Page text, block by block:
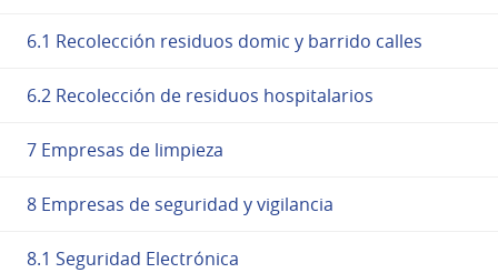
6.1 Recolección residuos domic y barrido calles
6.2 Recolección de residuos hospitalarios
7 Empresas de limpieza
8 Empresas de seguridad y vigilancia
8.1 Seguridad Electrónica